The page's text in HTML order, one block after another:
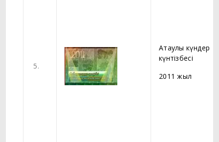
5.
Атаулы күндер
күнтізбесі
2011 жыл